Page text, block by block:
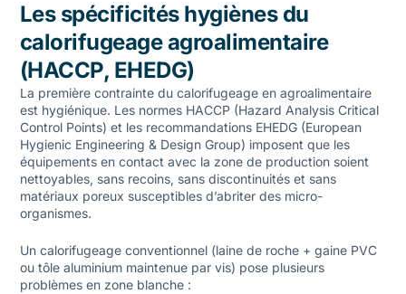
Les spécificités hygiènes du
calorifugeage agroalimentaire
(HACCP, EHEDG)
La première contrainte du calorifugeage en agroalimentaire
est hygiénique. Les normes HACCP (Hazard Analysis Critical
Control Points) et les recommandations EHEDG (European
Hygienic Engineering & Design Group) imposent que les
équipements en contact avec la zone de production soient
nettoyables, sans recoins, sans discontinuités et sans
matériaux poreux susceptibles d’abriter des micro-
organismes.
Un calorifugeage conventionnel (laine de roche + gaine PVC
ou tôle aluminium maintenue par vis) pose plusieurs
problèmes en zone blanche :